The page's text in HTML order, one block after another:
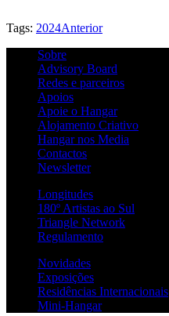
Tags: 2024Anterior
Sobre
Advisory Board
Redes e parceiros
Apoios
Apoie o Hangar
Alojamento Criativo
Hangar nos Media
Contactos
Newsletter
Longitudes
180º Artistas ao Sul
Triangle Network
Regulamento
Novidades
Exposições
Residências Internacionais
Mini-Hangar